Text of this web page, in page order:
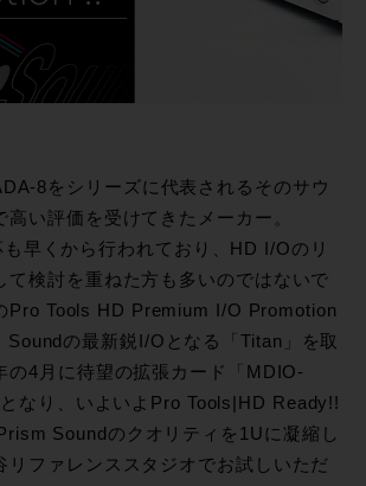
8をシリーズに代表されるそのサウ
高い評価を受けてきたメーカー。
早くから行われており、HD I/Oのリ
て検討を重ねた方も多いのではないで
Pro Tools HD Premium I/O Promotion
の最新鋭I/Oとなる「Titan」を取
の4月に待望の拡張カード「MDIO-
なり、いよいよPro Tools|HD Ready!!
Soundのクオリティを1Uに凝縮し
リファレンススタジオでお試しいただ